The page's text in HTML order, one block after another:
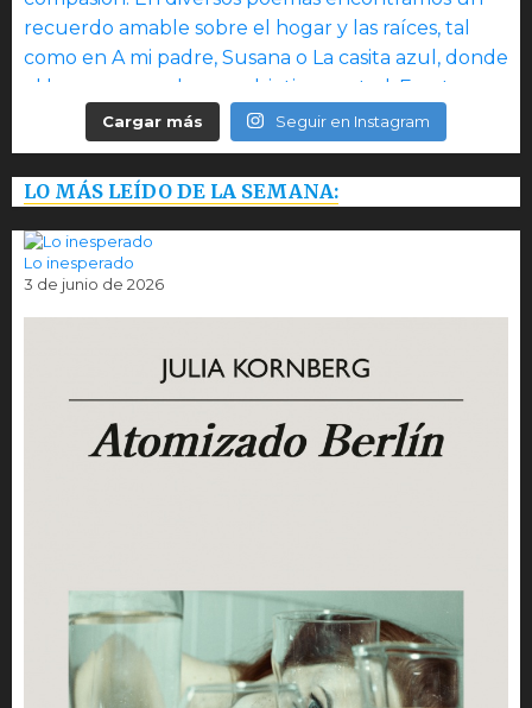
Cargar más Seguir en Instagram
LO MÁS LEÍDO DE LA SEMANA:
Lo inesperado
3 de junio de 2026